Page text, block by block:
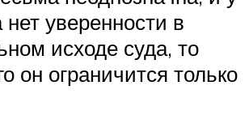
нет уверенности в
исходе суда, то
он ограничится только